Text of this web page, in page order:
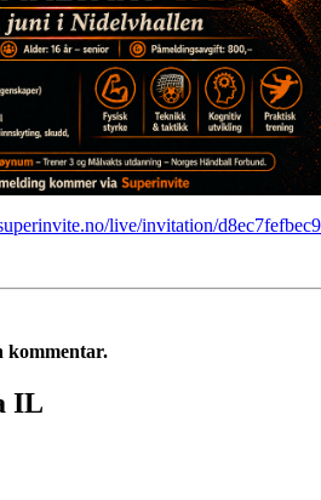
live/invitation/
kommentar.
IL